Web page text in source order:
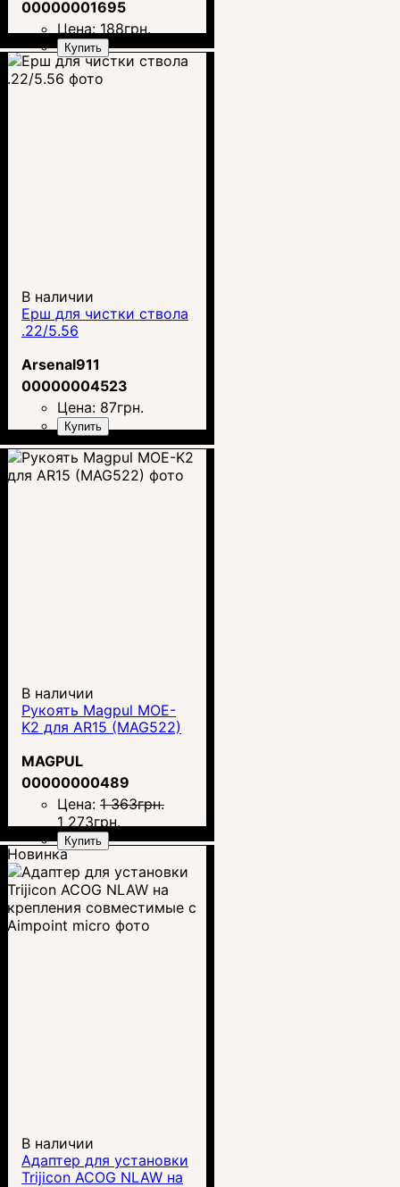
00000001695
Цена: 188грн.
Купить
В наличии
Ерш для чистки ствола
.22/5.56
Arsenal911
00000004523
Цена: 87грн.
Купить
В наличии
Рукоять Magpul MOE-
K2 для AR15 (MAG522)
MAGPUL
00000000489
Цена: 1 363грн.
1 273грн.
Купить
Новинка
В наличии
Адаптер для установки
Trijicon ACOG NLAW на